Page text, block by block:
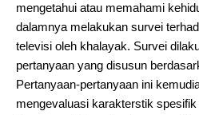
mengetahui atau memahami
dalamnya melakukan survei
televisi oleh khalayak. Survei
pertanyaan yang disusun
Pertanyaan-pertanyaan ini
mengevaluasi karakterstik